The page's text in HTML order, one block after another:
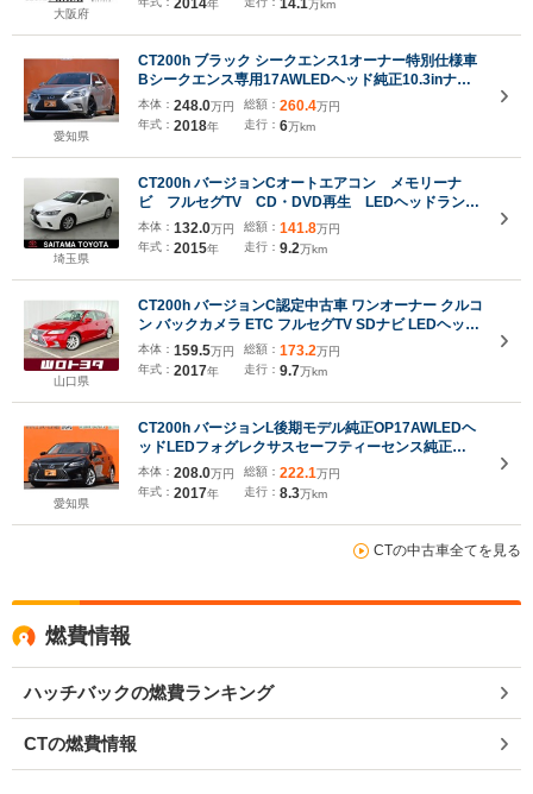
大阪府
年 万km
愛知県
CT200h ブラック シークエンス1オーナー特別仕様車
Bシークエンス専用17AWLEDヘッド純正10.3inナビ
TVBカメラハーフレザーシート前席パワーシートシー
トヒータークルコンETCドラレコ取説整備手帳スマー
トキー2個カードキー
本体： 248.0万円
年式： 2018年
総額： 260.4万円
走行： 6万km
埼玉県
CT200h バージョンCオートエアコン メモリーナ
ビ フルセグTV CD・DVD再生 LEDヘッドラン
プ 純正アルミホイール スマートキー クルーズコ
ントロール パワーシート 合成皮革シート アイド
リングストップ
本体： 132.0万円
年式： 2015年
総額： 141.8万円
走行： 9.2万km
山口県
CT200h バージョンC認定中古車 ワンオーナー クルコ
ン バックカメラ ETC フルセグTV SDナビ LEDヘッド
ライト 純正アルミ
本体： 159.5万円
年式： 2017年
総額： 173.2万円
走行： 9.7万km
愛知県
CT200h バージョンL後期モデル純正OP17AWLEDヘ
ッドLEDフォグレクサスセーフティーセンス純正
10.3inナビTVBカメラ革シート前席パワーシートシー
トヒータークルーズコントロールETC2.0スマートキ
ーカードキー
本体： 208.0万円
年式： 2017年
総額： 222.1万円
走行： 8.3万km
CTの中古車全てを見る
燃費情報
ハッチバックの燃費ランキング
CTの燃費情報